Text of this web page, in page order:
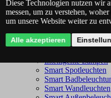
Philips Hue - das
Immax NEO -
Trio Wiz - das
Smart Kronleuchter
Smart
Intelligente Lampen
Smart Spotleuchten
Smart
Smart Wandleuchten
Diese Technologien nutzen wir
messen, um zu verstehen,
um unsere Website weiter zu
Alle akzeptieren